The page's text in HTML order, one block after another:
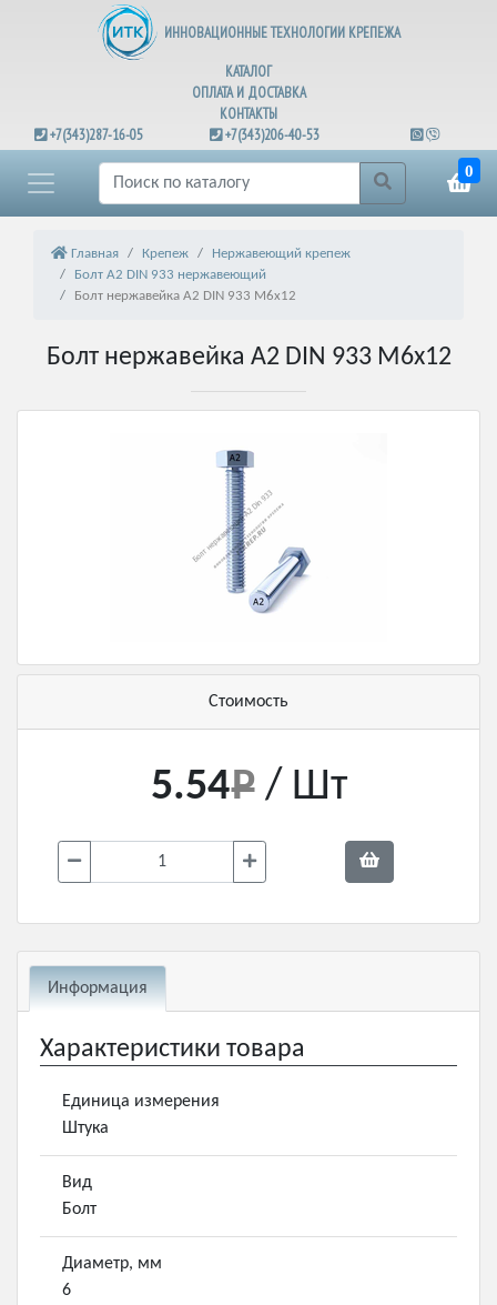
ИННОВАЦИОННЫЕ ТЕХНОЛОГИИ КРЕПЕЖА
КАТАЛОГ
ОПЛАТА И ДОСТАВКА
КОНТАКТЫ
+7(343)287-16-05
+7(343)206-40-53
0
Главная Крепеж
Нержавеющий крепеж
Болт А2 DIN 933 нержавеющий
Болт нержавейка А2 DIN 933 М6х12
Болт нержавейка А2 DIN 933 М6х12
Стоимость
5.54 / Шт
Информация
Характеристики товара
Единица измерения
Штука
Вид
Болт
Диаметр, мм
6